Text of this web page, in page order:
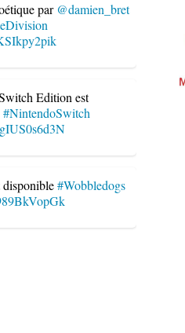
par @damien_bret
Edition est
#NintendoSwitch
#Wobbledogs